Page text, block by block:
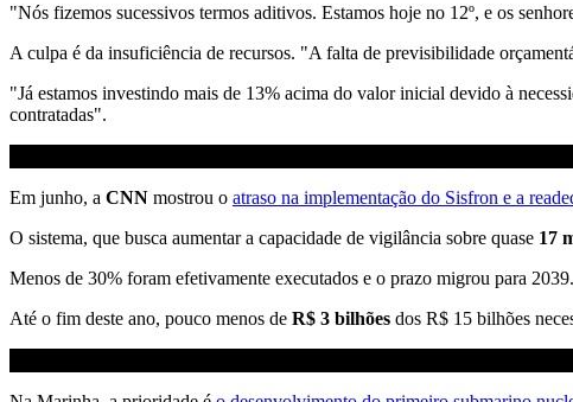
"Nós fizemos sucessivos termos aditivos. Estamos hoje no 12º, e os
A culpa é da insuficiência de recursos. "A falta de previsibilidade
"Já estamos investindo mais de 13% acima do valor inicial devido à
contratadas".
Em junho, a CNN mostrou o atraso na implementação do Sisfron e a
O sistema, que busca aumentar a capacidade de vigilância sobre quase 17
Menos de 30% foram efetivamente executados e o prazo migrou para
Até o fim deste ano, pouco menos de R$ 3 bilhões dos R$ 15 bilhões